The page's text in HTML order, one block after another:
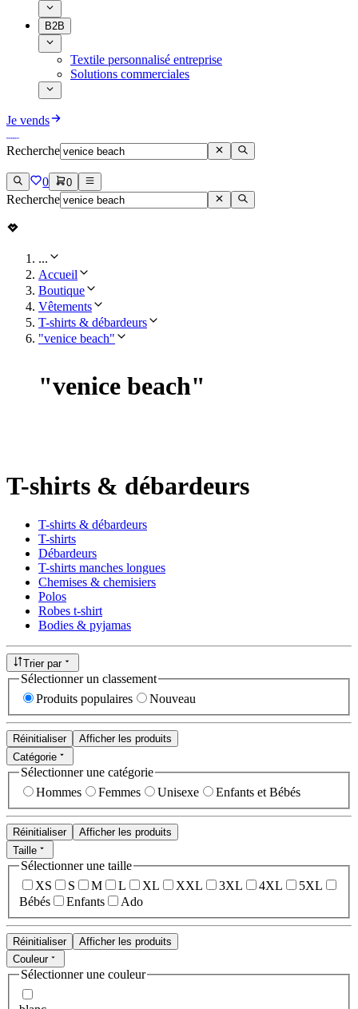
B2B
Textile personnalisé entreprise
Solutions commerciales
Je vends
Recherche
0 0
Recherche
...
Accueil
Boutique
Vêtements
T-shirts & débardeurs
"venice beach"
"venice beach"
T-shirts & débardeurs
T-shirts & débardeurs
T-shirts
Débardeurs
T-shirts manches longues
Chemises & chemisiers
Polos
Robes t-shirt
Bodies & pyjamas
Trier par
Sélectionner un classement
Produits populaires
Nouveau
Réinitialiser
Afficher les produits
Catégorie
Sélectionner une catégorie
Hommes
Femmes Unisexe Enfants et Bébés
Réinitialiser
Afficher les produits
Taille
Sélectionner une taille
XS
S M L XL XXL 3XL 4XL
5XL
Bébés
Enfants Ado
Réinitialiser
Afficher les produits
Couleur
Sélectionner une couleur